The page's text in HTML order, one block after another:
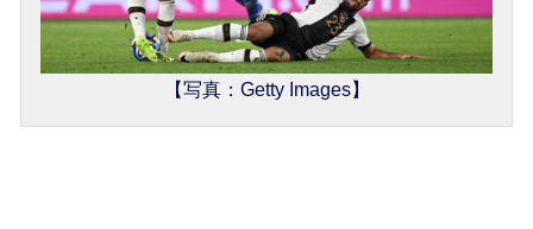
【写真：Getty Images】